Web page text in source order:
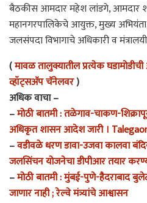
बैठकीस आमदार महेश लांडगे, आमदार
महानगरपालिकेचे आयुक्त, मुख्य
जलसंपदा विभागाचे अधिकारी व
(मावळ तालुक्यातील प्रत्येक
व्हॉट्सअ‍ॅप चॅनेलवर)
अधिक वाचा –
–मोठी बातमी : तळेगाव-चाकण-
अधिकृत शासन आदेश जारी ।
–वडीवळे धरण डावा-उजवा कालवा
जलसिंचन योजनेचा डीपीआर तयार
–मोठी बातमी : मुंबई-पुणे-हैदराबाद
जाणार नाही ; रेल्वे मंत्र्यांचे आश्वासन